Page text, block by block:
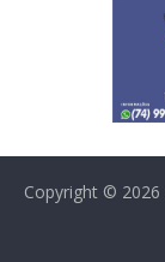
Copyright © 2026